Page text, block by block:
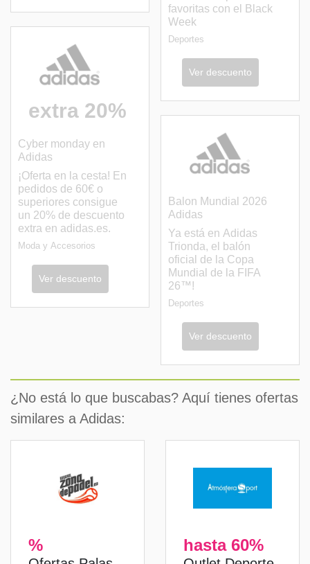
extra 20%
Cyber monday en
Adidas
¡Oferta en la cesta! En
pedidos de 60€ o
superiores consigue
un 20% de descuento
extra en adidas.es.
Moda y Accesorios
Ver descuento
favoritas con el Black
Week
Deportes
Ver descuento
Balon Mundial 2026
Adidas
Ya está en Adidas
Trionda, el balón
oficial de la Copa
Mundial de la FIFA
26™!
Deportes
Ver descuento
¿No está lo que buscabas? Aquí tienes ofertas
similares a Adidas:
% hasta 60%